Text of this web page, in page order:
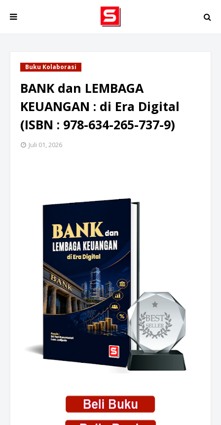
Buku Kolaborasi
BANK dan LEMBAGA
KEUANGAN : di Era Digital
(ISBN : 978-634-265-737-9)
Juli 01, 2026